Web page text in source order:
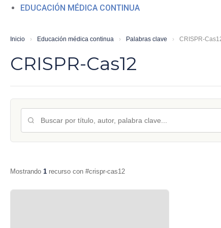
EDUCACIÓN MÉDICA CONTINUA
Inicio › Educación médica continua › Palabras clave › CRISPR-
CRISPR-Cas12
Mostrando 1 recurso con #crispr-cas12